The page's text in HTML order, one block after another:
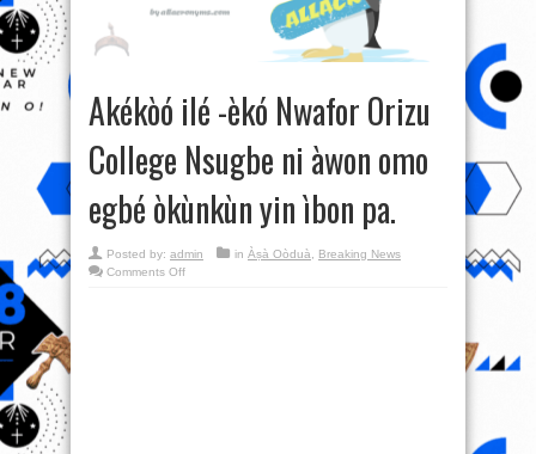
Akékòó ilé -èkó Nwafor Orizu
College Nsugbe ni àwon omo
egbé òkùnkùn yin ìbon pa.
Posted by: admin in Àṣà Oòduà, Breaking News
Comments Offon